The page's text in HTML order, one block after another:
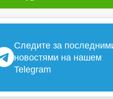
Следите за
новостями на нашем
Telegram